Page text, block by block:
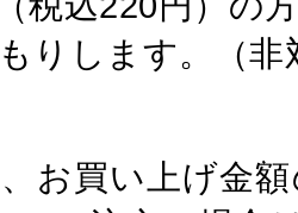
りします。（非
お買い上げ金